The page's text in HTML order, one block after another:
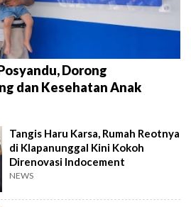
Dorong
dan Kesehatan Anak
Tangis Haru Karsa, Rumah Reotnya
di Klapanunggal Kini Kokoh
Direnovasi Indocement
NEWS